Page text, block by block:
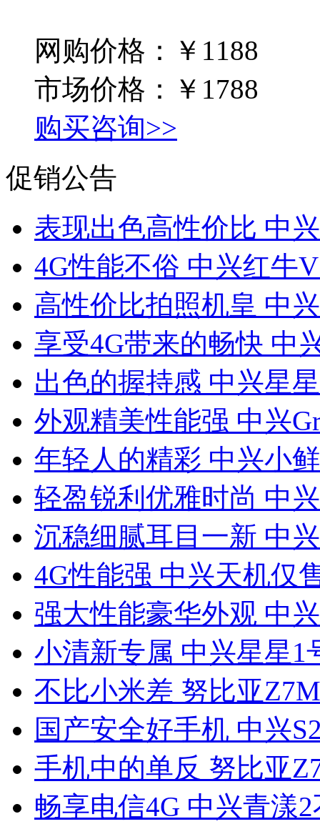
网购价格：
￥1188
市场价格：
￥1788
购买咨询>>
促销公告
表现出色高性价比 中
4G性能不俗 中兴红牛
高性价比拍照机皇 中
享受4G带来的畅快 中
出色的握持感 中兴星
外观精美性能强 中兴
年轻人的精彩 中兴小
轻盈锐利优雅时尚 中
沉稳细腻耳目一新 中
4G性能强 中兴天机仅
强大性能豪华外观 中
小清新专属 中兴星星1
不比小米差 努比亚
国产安全好手机 中兴
手机中的单反 努比亚
畅享电信4G 中兴青漾